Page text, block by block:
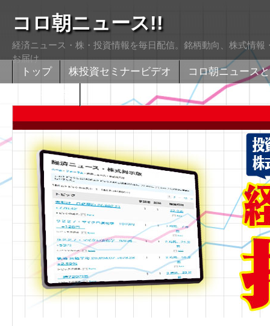
コロ朝ニュース!!
経済ニュース・株・投資情報を毎日配信。銘柄動向、株式情
お届け
トップ 株投資セミナービデオ
コロ朝ニュース